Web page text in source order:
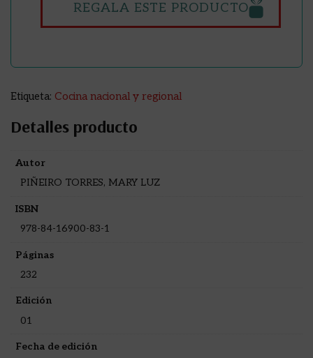
REGALA ESTE PRODUCTO
Etiqueta: Cocina nacional y regional
Detalles producto
Autor
PIÑEIRO TORRES, MARY LUZ
ISBN
978-84-16900-83-1
Páginas
232
Edición
01
Fecha de edición